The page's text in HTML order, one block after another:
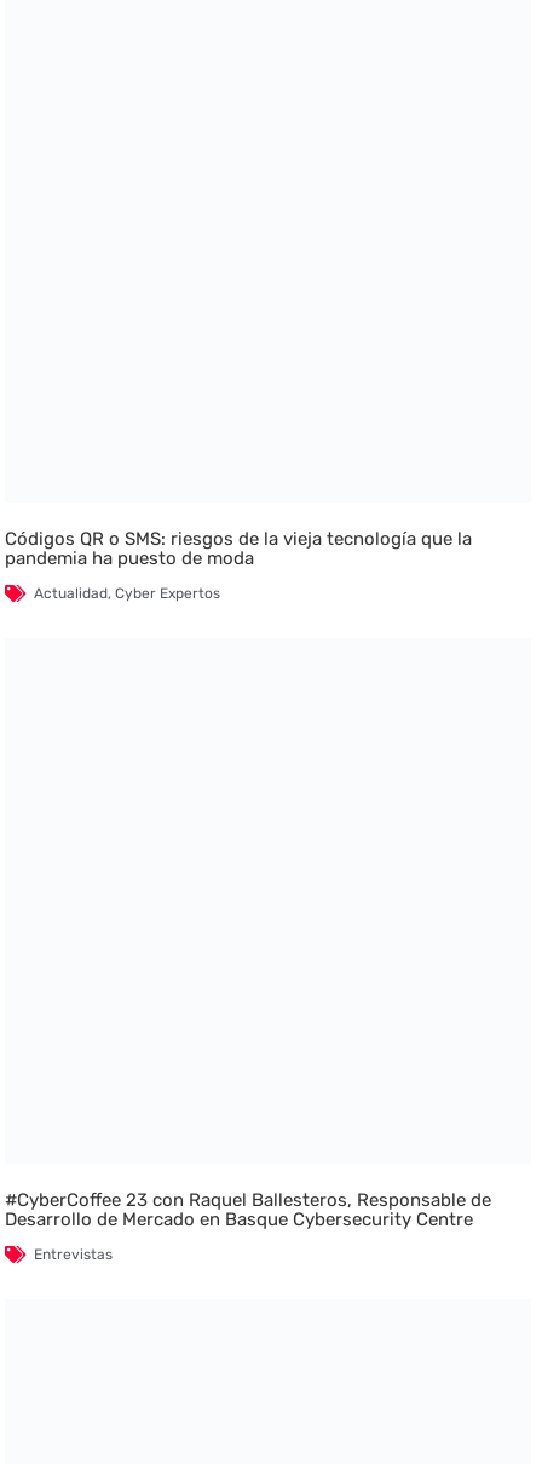
Códigos QR o SMS: riesgos de la vieja tecnología que la
pandemia ha puesto de moda
Actualidad,Cyber Expertos
#CyberCoffee 23 con Raquel Ballesteros, Responsable de
Desarrollo de Mercado en Basque Cybersecurity Centre
Entrevistas